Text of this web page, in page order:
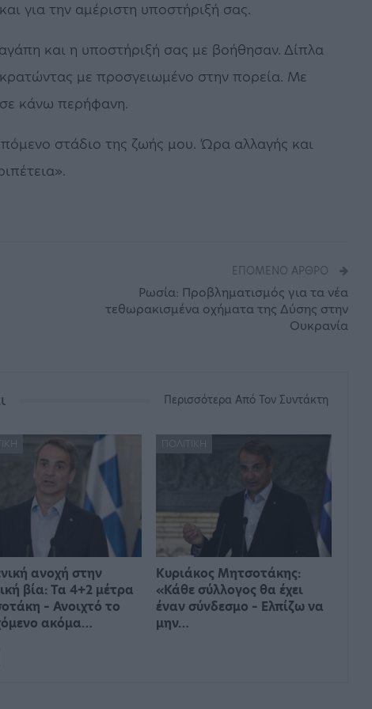
για την αμέριστη υποστήριξή σας.
και η υποστήριξή σας με βοήθησαν. Δίπλα
με προσγειωμένο στην πορεία. Με
σε κάνω περήφανη.
στάδιο της ζωής μου. Ώρα αλλαγής και
ΕΠΌΜΕΝΟ ΆΡΘΡΟ
Ρωσία: Προβληματισμός για τα νέα
τεθωρακισμένα οχήματα της Δύσης στην
Ουκρανία
Περισσότερα Από Τον Συντάκτη
ανοχή στην
βία: Τα 4+2 μέτρα
– Ανοιχτό το
ακόμα…
ΠΟΛΙΤΙΚΉ
Κυριάκος Μητσοτάκης:
«Κάθε σύλλογος θα έχει
έναν σύνδεσμο – Ελπίζω να
μην…